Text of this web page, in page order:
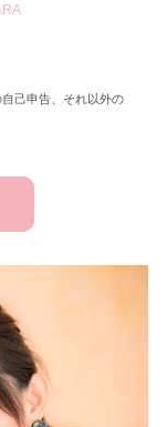
己申告、それ以外の